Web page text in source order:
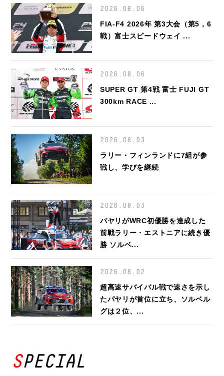
2026.08.06
FIA-F4 2026年 第3大会（第5，6
戦）富士スピードウェイ ...
2026.08.06
SUPER GT 第4戦 富士 FUJI GT
300km RACE ...
2026.08.03
ラリー・フィンランドに7組が参
戦し、学びを継続
2026.08.03
パヤリがWRC初優勝を達成した
前戦ラリー・エストニアに続き優
勝 ソルベ...
2026.08.02
超高速サバイバル戦で速さを示し
たパヤリが首位に立ち、ソルベル
グは２位、...
SPECIAL